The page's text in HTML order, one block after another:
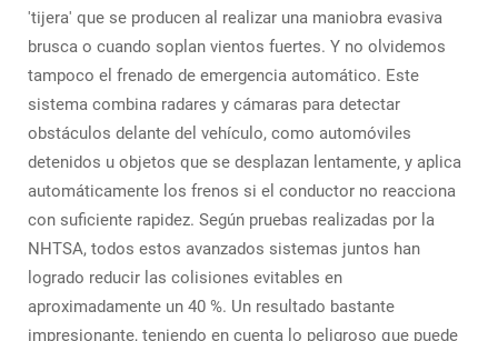
'tijera' que se producen al realizar una maniobra evasiva
brusca o cuando soplan vientos fuertes. Y no olvidemos
tampoco el frenado de emergencia automático. Este
sistema combina radares y cámaras para detectar
obstáculos delante del vehículo, como automóviles
detenidos u objetos que se desplazan lentamente, y aplica
automáticamente los frenos si el conductor no reacciona
con suficiente rapidez. Según pruebas realizadas por la
NHTSA, todos estos avanzados sistemas juntos han
logrado reducir las colisiones evitables en
aproximadamente un 40 %. Un resultado bastante
impresionante, teniendo en cuenta lo peligroso que puede